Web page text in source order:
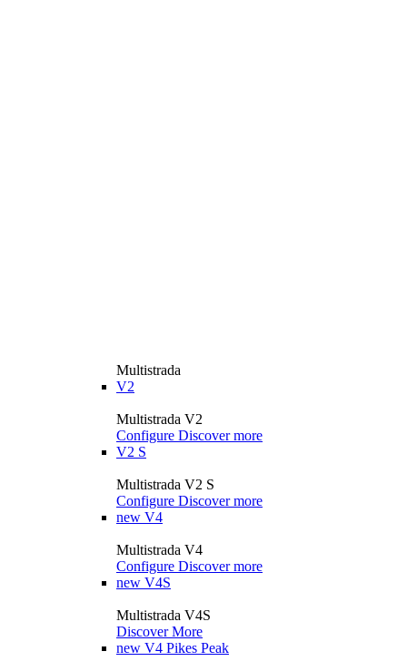
Multistrada
V2
Multistrada V2
Configure Discover more
V2 S
Multistrada V2 S
Configure Discover more
new V4
Multistrada V4
Configure Discover more
new V4S
Multistrada V4S
Discover More
new V4 Pikes Peak